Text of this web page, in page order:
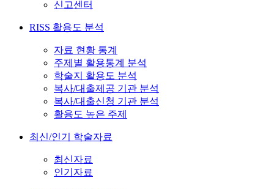
신고센터
RISS 활용도 분석
자료 현황 통계
주제별 활용통계 분석
학술지 활용도 분석
복사/대출제공 기관 분석
복사/대출신청 기관 분석
활용도 높은 주제
최신/인기 학술자료
최신자료
인기자료